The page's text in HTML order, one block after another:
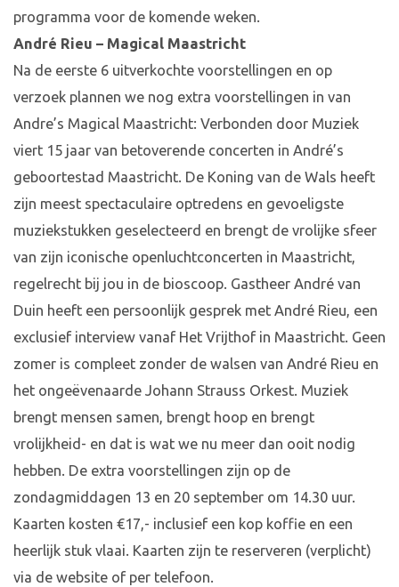
programma voor de komende weken.
André Rieu – Magical Maastricht
Na de eerste 6 uitverkochte voorstellingen en op
verzoek plannen we nog extra voorstellingen in van
Andre’s Magical Maastricht: Verbonden door Muziek
viert 15 jaar van betoverende concerten in André’s
geboortestad Maastricht. De Koning van de Wals heeft
zijn meest spectaculaire optredens en gevoeligste
muziekstukken geselecteerd en brengt de vrolijke sfeer
van zijn iconische openluchtconcerten in Maastricht,
regelrecht bij jou in de bioscoop. Gastheer André van
Duin heeft een persoonlijk gesprek met André Rieu, een
exclusief interview vanaf Het Vrijthof in Maastricht. Geen
zomer is compleet zonder de walsen van André Rieu en
het ongeëvenaarde Johann Strauss Orkest. Muziek
brengt mensen samen, brengt hoop en brengt
vrolijkheid- en dat is wat we nu meer dan ooit nodig
hebben. De extra voorstellingen zijn op de
zondagmiddagen 13 en 20 september om 14.30 uur.
Kaarten kosten €17,- inclusief een kop koffie en een
heerlijk stuk vlaai. Kaarten zijn te reserveren (verplicht)
via de website of per telefoon.